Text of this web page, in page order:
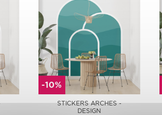
-10%
STICKERS ARCHES -
DESIGN